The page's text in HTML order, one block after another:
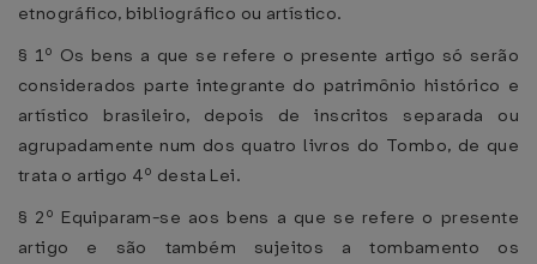
etnográfico, bibliográfico ou artístico.
§ 1º Os bens a que se refere o presente artigo só serão
considerados parte integrante do patrimônio histórico e
artístico brasileiro, depois de inscritos separada ou
agrupadamente num dos quatro livros do Tombo, de que
trata o artigo 4º desta Lei.
§ 2º Equiparam-se aos bens a que se refere o presente
artigo e são também sujeitos a tombamento os